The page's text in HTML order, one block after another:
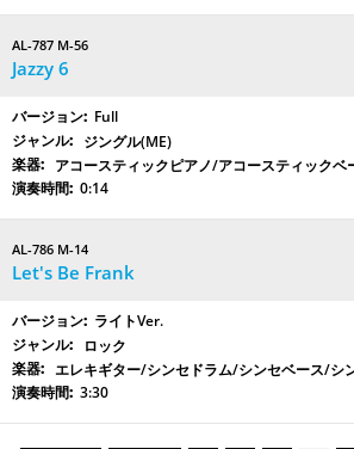
AL-787 M-56
Jazzy 6
Full
ジングル(ME)
アコースティックピアノ/アコースティック
0:14
AL-786 M-14
Let's Be Frank
ライトVer.
ロック
エレキギター/シンセドラム/シンセベース/シ
3:30